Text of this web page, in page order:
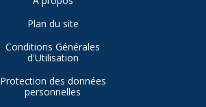
Plan du site
Conditions Générales
d'Utilisation
Protection des données
personnelles